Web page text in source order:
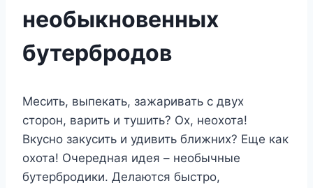
необыкновенных
бутербродов
Месить, выпекать, зажаривать с двух
сторон, варить и тушить? Ох, неохота!
Вкусно закусить и удивить ближних? Еще как
охота! Очередная идея – необычные
бутербродики. Делаются быстро,